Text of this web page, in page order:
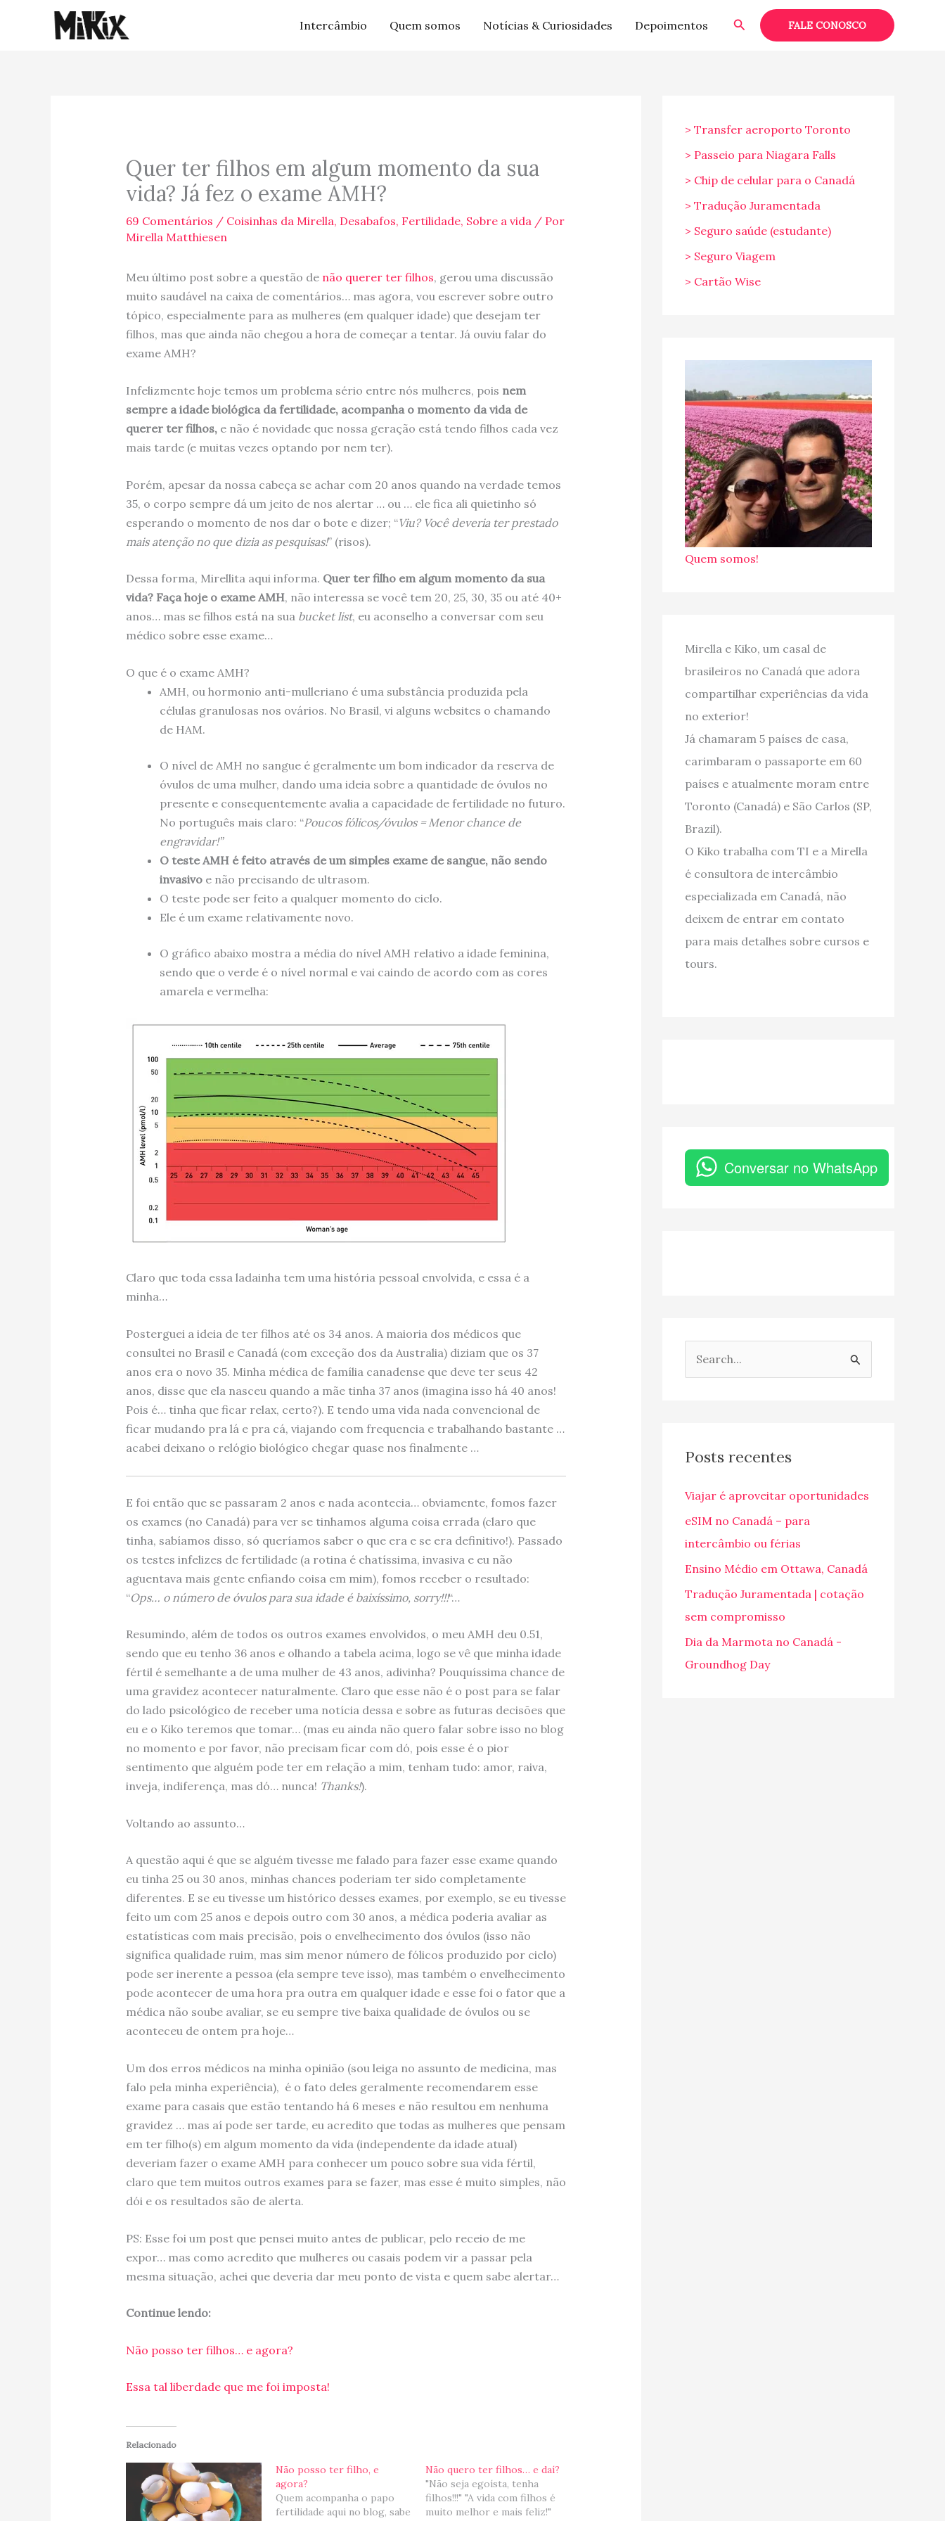
Intercâmbio Quem somos Notícias & Curiosidades Depoimentos PesquisarFALE CONOSCO
Quer ter filhos em algum momento da sua
vida? Já fez o exame AMH?
69 Comentários / Coisinhas da Mirella, Desabafos, Fertilidade, Sobre a vida/ Por
Mirella Matthiesen
Meu último post sobre a questão de não querer ter filhos, gerou uma discussão
muito saudável na caixa de comentários… mas agora, vou escrever sobre outro
tópico, especialmente para as mulheres (em qualquer idade) que desejam ter
filhos, mas que ainda não chegou a hora de começar a tentar. Já ouviu falar do
exame AMH?
Infelizmente hoje temos um problema sério entre nós mulheres, pois nem
sempre a idade biológica da fertilidade, acompanha o momento da vida de
querer ter filhos,e não é novidade que nossa geração está tendo filhos cada vez
mais tarde (e muitas vezes optando por nem ter).
Porém, apesar da nossa cabeça se achar com 20 anos quando na verdade temos
35, o corpo sempre dá um jeito de nos alertar … ou … ele fica ali quietinho só
esperando o momento de nos dar o bote e dizer; “Viu? Você deveria ter prestado
mais atenção no que dizia as pesquisas!” (risos).
Dessa forma, Mirellita aqui informa. Quer ter filho em algum momento da sua
vida? Faça hoje o exame AMH, não interessa se você tem 20, 25, 30, 35 ou até 40+
anos… mas se filhos está na sua bucket list, eu aconselho a conversar com seu
médico sobre esse exame…
O que é o exame AMH?
AMH, ou hormonio anti-mulleriano é uma substância produzida pela
células granulosas nos ovários. No Brasil, vi alguns websites o chamando
de HAM.
O nível de AMH no sangue é geralmente um bom indicador da reserva de
óvulos de uma mulher, dando uma ideia sobre a quantidade de óvulos no
presente e consequentemente avalia a capacidade de fertilidade no futuro.
No português mais claro: “Poucos fólicos/óvulos = Menor chance de
engravidar!”
O teste AMH é feito através de um simples exame de sangue, não sendo
invasivoe não precisando de ultrasom.
O teste pode ser feito a qualquer momento do ciclo.
Ele é um exame relativamente novo.
O gráfico abaixo mostra a média do nível AMH relativo a idade feminina,
sendo que o verde é o nível normal e vai caindo de acordo com as cores
amarela e vermelha:
Claro que toda essa ladainha tem uma história pessoal envolvida, e essa é a
minha…
Posterguei a ideia de ter filhos até os 34 anos. A maioria dos médicos que
consultei no Brasil e Canadá (com exceção dos da Australia) diziam que os 37
anos era o novo 35. Minha médica de família canadense que deve ter seus 42
anos, disse que ela nasceu quando a mãe tinha 37 anos (imagina isso há 40 anos!
Pois é… tinha que ficar relax, certo?). E tendo uma vida nada convencional de
ficar mudando pra lá e pra cá, viajando com frequencia e trabalhando bastante …
acabei deixano o relógio biológico chegar quase nos finalmente …
E foi então que se passaram 2 anos e nada acontecia… obviamente, fomos fazer
os exames (no Canadá) para ver se tinhamos alguma coisa errada (claro que
tinha, sabíamos disso, só queríamos saber o que era e se era definitivo!). Passado
os testes infelizes de fertilidade (a rotina é chatíssima, invasiva e eu não
aguentava mais gente enfiando coisa em mim), fomos receber o resultado:
“Ops… o número de óvulos para sua idade é baixíssimo, sorry!!!“…
Resumindo, além de todos os outros exames envolvidos, o meu AMH deu 0.51,
sendo que eu tenho 36 anos e olhando a tabela acima, logo se vê que minha idade
fértil é semelhante a de uma mulher de 43 anos, adivinha? Pouquíssima chance de
uma gravidez acontecer naturalmente. Claro que esse não é o post para se falar
do lado psicológico de receber uma notícia dessa e sobre as futuras decisões que
eu e o Kiko teremos que tomar… (mas eu ainda não quero falar sobre isso no blog
no momento e por favor, não precisam ficar com dó, pois esse é o pior
sentimento que alguém pode ter em relação a mim, tenham tudo: amor, raiva,
inveja, indiferença, mas dó… nunca! Thanks!).
Voltando ao assunto…
A questão aqui é que se alguém tivesse me falado para fazer esse exame quando
eu tinha 25 ou 30 anos, minhas chances poderiam ter sido completamente
diferentes. E se eu tivesse um histórico desses exames, por exemplo, se eu tivesse
feito um com 25 anos e depois outro com 30 anos, a médica poderia avaliar as
estatísticas com mais precisão, pois o envelhecimento dos óvulos (isso não
significa qualidade ruim, mas sim menor número de fólicos produzido por ciclo)
pode ser inerente a pessoa (ela sempre teve isso), mas também o envelhecimento
pode acontecer de uma hora pra outra em qualquer idade e esse foi o fator que a
médica não soube avaliar, se eu sempre tive baixa qualidade de óvulos ou se
aconteceu de ontem pra hoje…
Um dos erros médicos na minha opinião (sou leiga no assunto de medicina, mas
falo pela minha experiência), é o fato deles geralmente recomendarem esse
exame para casais que estão tentando há 6 meses e não resultou em nenhuma
gravidez … mas aí pode ser tarde, eu acredito que todas as mulheres que pensam
em ter filho(s) em algum momento da vida (independente da idade atual)
deveriam fazer o exame AMH para conhecer um pouco sobre sua vida fértil,
claro que tem muitos outros exames para se fazer, mas esse é muito simples, não
dói e os resultados são de alerta.
PS: Esse foi um post que pensei muito antes de publicar, pelo receio de me
expor… mas como acredito que mulheres ou casais podem vir a passar pela
mesma situação, achei que deveria dar meu ponto de vista e quem sabe alertar…
Continue lendo:
Não posso ter filhos… e agora?
Essa tal liberdade que me foi imposta!
Relacionado
Não posso ter filho, e
agora?
Quem acompanha o papo
fertilidade aqui no blog, sabe
Não quero ter filhos… e daí?
"Não seja egoísta, tenha
filhos!!!" "A vida com filhos é
muito melhor e mais feliz!"
> Transfer aeroporto Toronto
> Passeio para Niagara Falls
> Chip de celular para o Canadá
> Tradução Juramentada
> Seguro saúde (estudante)
> Seguro Viagem
> Cartão Wise
Quem somos!
Mirella e Kiko, um casal de
brasileiros no Canadá que adora
compartilhar experiências da vida
no exterior!
Já chamaram 5 países de casa,
carimbaram o passaporte em 60
países e atualmente moram entre
Toronto (Canadá) e São Carlos (SP,
Brazil).
O Kiko trabalha com TI e a Mirella
é consultora de intercâmbio
especializada em Canadá, não
deixem de entrar em contato
para mais detalhes sobre cursos e
tours.
Conversar no WhatsApp
u
s
a
r
p
o
Posts recentes
Viajar é aproveitar oportunidades
eSIM no Canadá – para
intercâmbio ou férias
Ensino Médio em Ottawa, Canadá
Tradução Juramentada | cotação
sem compromisso
Dia da Marmota no Canadá -
Groundhog Day